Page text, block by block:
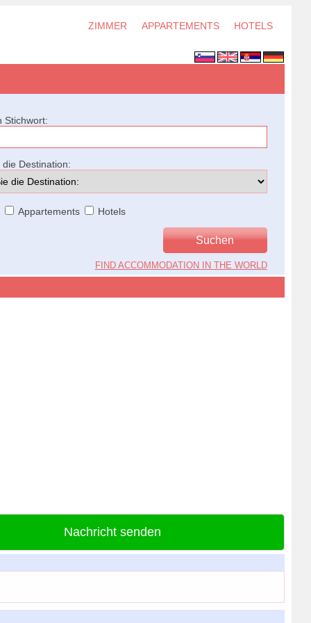
ZIMMER APPARTEMENTS HOTELS
Stichwort:
Destination:
Appartements Hotels
FIND ACCOMMODATION IN THE WORLD
Nachricht senden